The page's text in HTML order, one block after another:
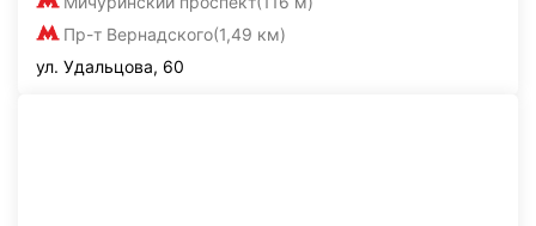
Пр-т Вернадского(1,49 км)
ул. Удальцова, 60